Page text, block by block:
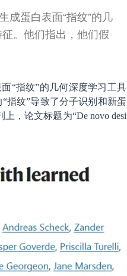
成蛋白表面“指纹”的几
。他们指出，他们假
“指纹”的几何深度学习工具
指纹”导致了分子识别和新蛋
，论文标题为“De novo desi